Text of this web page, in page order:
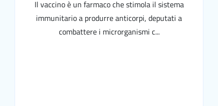
Il vaccino è un farmaco che stimola il sistema
immunitario a produrre anticorpi, deputati a
combattere i microrganismi c...